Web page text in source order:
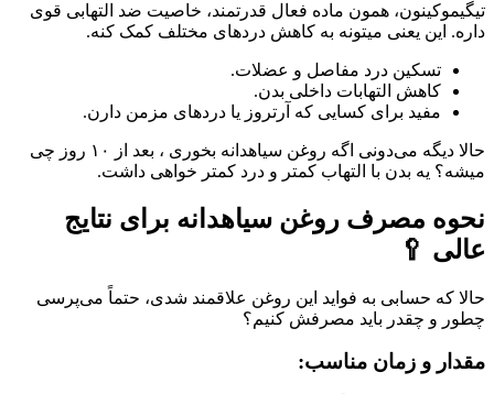
تیگیموکینون، همون ماده فعال قدرتمند، خاصیت ضد التهابی قوی
داره. این یعنی میتونه به کاهش دردهای مختلف کمک کنه.
تسکین درد مفاصل و عضلات.
کاهش التهابات داخلی بدن.
مفید برای کسایی که آرتروز یا دردهای مزمن دارن.
حالا دیگه می‌دونی اگه روغن سیاهدانه بخوری ، بعد از ۱۰ روز چی
میشه؟ یه بدن با التهاب کمتر و درد کمتر خواهی داشت.
نحوه مصرف روغن سیاهدانه برای نتایج
عالی 🥄
حالا که حسابی به فواید این روغن علاقمند شدی، حتماً می‌پرسی
چطور و چقدر باید مصرفش کنیم؟
مقدار و زمان مناسب: